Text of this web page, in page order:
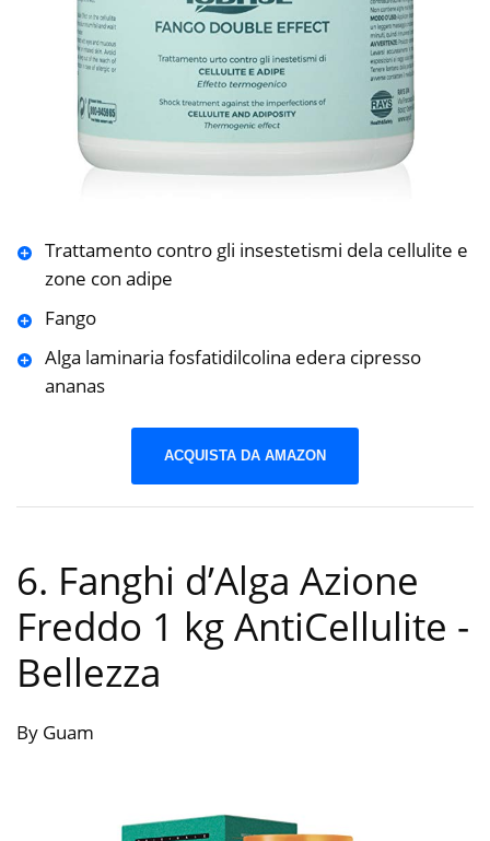
Trattamento contro gli insestetismi dela cellulite e
zone con adipe
Fango
Alga laminaria fosfatidilcolina edera cipresso
ananas
ACQUISTA DA AMAZON
6. Fanghi d’Alga Azione
Freddo 1 kg AntiCellulite -
Bellezza
By Guam